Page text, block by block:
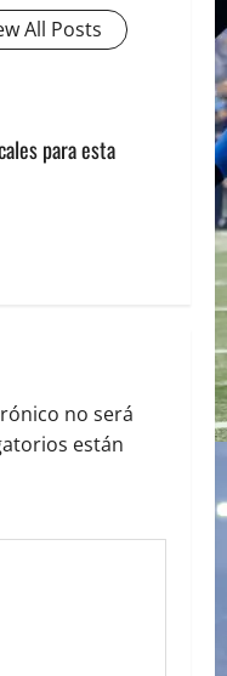
All Posts
para esta
no será
están